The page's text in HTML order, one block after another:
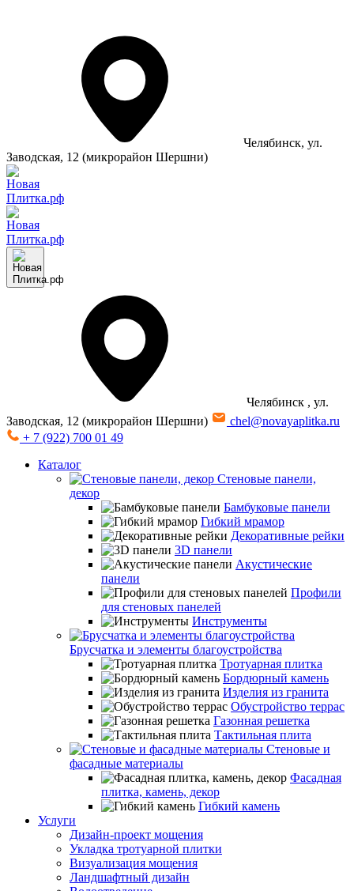
Челябинск, ул.
Заводская, 12 (микрорайон Шершни)
Челябинск , ул.
Заводская, 12 (микрорайон Шершни)
chel@novayaplitka.ru
+ 7 (922) 700 01 49
Каталог
Стеновые панели,
декор
Бамбуковые панели
Гибкий мрамор
Декоративные рейки
3D панели
Акустические
панели
Профили
для стеновых панелей
Инструменты
Брусчатка и элементы благоустройства
Тротуарная плитка
Бордюрный камень
Изделия из гранита
Обустройство террас
Газонная решетка
Тактильная плита
Стеновые и
фасадные материалы
Фасадная
плитка, камень, декор
Гибкий камень
Услуги
Дизайн-проект мощения
Укладка тротуарной плитки
Визуализация мощения
Ландшафтный дизайн